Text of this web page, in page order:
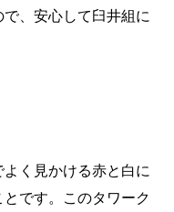
、安心して臼井組に
よく見かける赤と白に
です。このタワーク